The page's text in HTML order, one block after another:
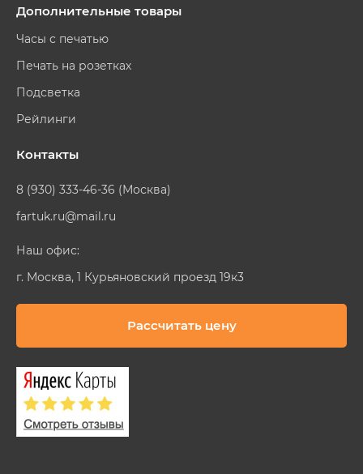
Дополнительные товары
Часы с печатью
Печать на розетках
Подсветка
Рейлинги
Контакты
8 (930) 333-46-36 (Москва)
fartuk.ru@mail.ru
Наш офис:
г. Москва, 1 Курьяновский проезд 19к3
Рассчитать цену